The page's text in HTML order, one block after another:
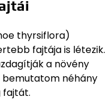
thyrsiflora)
fajtája is létezik.
a növény
bemutatom néhány
fajtát.